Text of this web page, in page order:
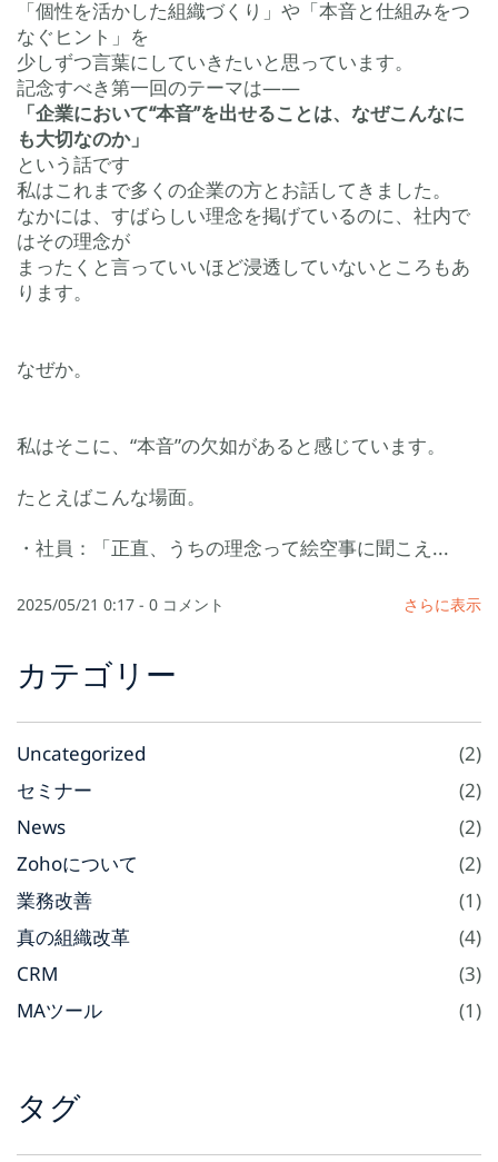
「個性を活かした組織づくり」や「本音と仕組みをつ
なぐヒント」を
少しずつ言葉にしていきたいと思っています。
記念すべき第一回のテーマは――
「企業において“本音”を出せることは、なぜこんなに
も大切なのか」
という話です
私はこれまで多くの企業の方とお話してきました。
なかには、すばらしい理念を掲げているのに、社内で
はその理念が
まったくと言っていいほど浸透していないところもあ
ります。
なぜか。
私はそこに、“本音”の欠如があると感じています。
たとえばこんな場面。
・社員：「正直、うちの理念って絵空事に聞こえ...
2025/05/21 0:17 - 0 コメント さらに表示
カテゴリー
Uncategorized
(2)
セミナー
(2)
News
(2)
Zohoについて
(2)
業務改善
(1)
真の組織改革
(4)
CRM
(3)
MAツール
(1)
タグ